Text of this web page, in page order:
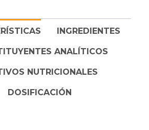
INGREDIENTES
ANALÍTICOS
NUTRICIONALES
DOSIFICACIÓN